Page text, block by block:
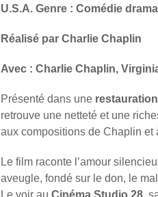
U.S.A. Genre : Comédie
Réalisé par Charlie Chaplin
Avec : Charlie Chaplin,
Présenté dans une
retrouve une netteté et une
aux compositions de Chaplin et
Le film raconte l’amour
aveugle, fondé sur le don, le